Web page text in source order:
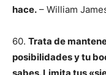
hace. – William
60. Trata de
posibilidades y tu